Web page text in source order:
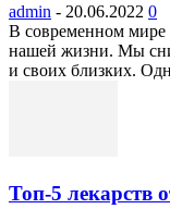
admin - 20.06.2022 0
В современном мире
нашей жизни. Мы
и своих близких.
Топ-5 лекарств